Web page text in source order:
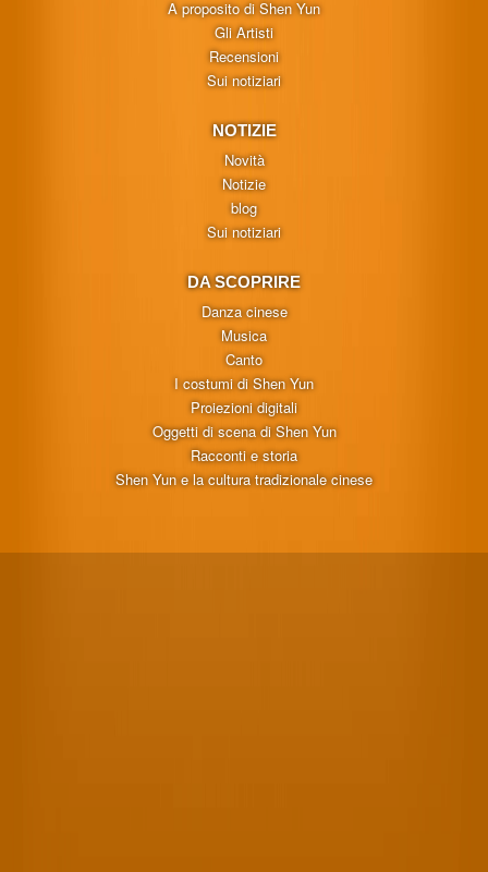
A proposito di Shen Yun
Gli Artisti
Recensioni
Sui notiziari
NOTIZIE
Novità
Notizie
blog
Sui notiziari
DA SCOPRIRE
Danza cinese
Musica
Canto
I costumi di Shen Yun
Proiezioni digitali
Oggetti di scena di Shen Yun
Racconti e storia
Shen Yun e la cultura tradizionale cinese